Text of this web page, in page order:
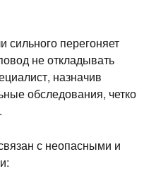
сильного перегоняет
не откладывать
назначив
обследования, четко
с неопасными и